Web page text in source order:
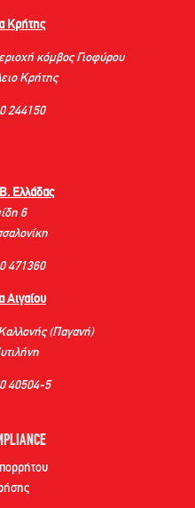
Κρήτης
κόμβος Γιοφύρου
Κρήτης
244150
Ελλάδας
6
471360
Αιγαίου
(Παγανή)
40504-5